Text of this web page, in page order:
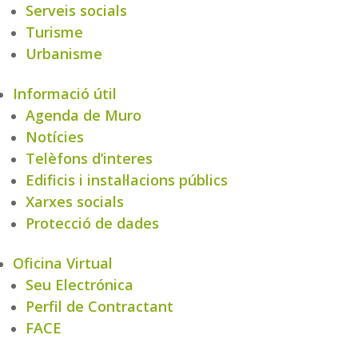
Serveis socials
Turisme
Urbanisme
Informació útil
Agenda de Muro
Notícies
Telèfons d’interes
Edificis i instal·lacions públics
Xarxes socials
Protecció de dades
Oficina Virtual
Seu Electrónica
Perfil de Contractant
FACE